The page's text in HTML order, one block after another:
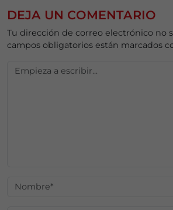
DEJA UN COMENTARIO
Tu dirección de correo electrónico no
campos obligatorios están marcados